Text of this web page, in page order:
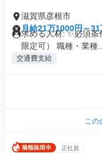
滋賀県彦根市
月給21万1000円～31
求める人材: ✨必須
限定可） 職種・業種...
交通費支給
この
正社員